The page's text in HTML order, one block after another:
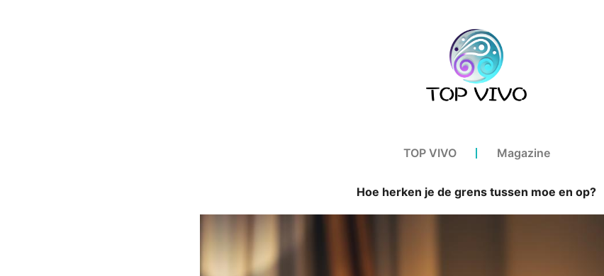
TOP VIVO Magazine
Hoe herken je de grens tussen moe en op?